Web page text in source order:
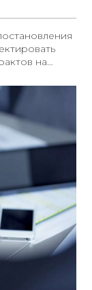
на
на
для
дорог
№ 44‑ФЗ